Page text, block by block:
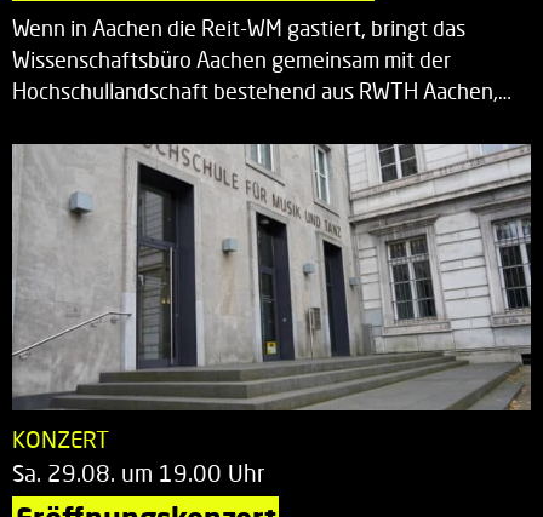
Wenn in Aachen die Reit-WM gastiert, bringt das
Wissenschaftsbüro Aachen gemeinsam mit der
Hochschullandschaft bestehend aus RWTH Aachen,…
KONZERT
Sa. 29.08. um 19.00 Uhr